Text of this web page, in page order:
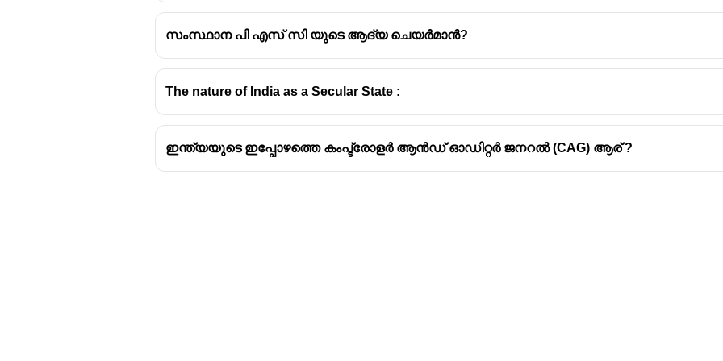
than 10 members of the Assembly and presented to the Speaker. The Assembly can only
Voting Rights:During the consideration of a resolution for his removal, the Speaker does not
Corresponding Provision for Deputy Speaker:
consideration, he shall not preside over the Assembly, but he shall have the right to speak and
of the Assembly and shall be entitled to the same privileges as are accorded to other
സംസ്ഥാന പി എസ് സി യുടെ ആദ്യ ചെയർമാൻ?
The nature of India as a Secular State :
ഇന്ത്യയുടെ ഇപ്പോഴത്തെ കംപ്ട്രോളർ ആൻഡ് ഓഡിറ്റർ ജനറൽ (CAG) ആര് ?